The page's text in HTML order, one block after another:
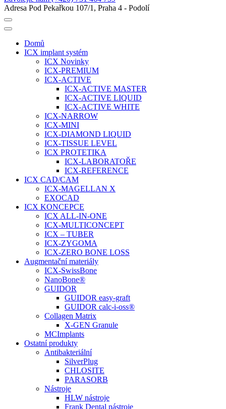
Adresa Pod Pekařkou 107/1, Praha 4 - Podolí
Domů
ICX implant systém
ICX Novinky
ICX-PREMIUM
ICX-ACTIVE
ICX-ACTIVE MASTER
ICX-ACTIVE LIQUID
ICX-ACTIVE WHITE
ICX-NARROW
ICX-MINI
ICX-DIAMOND LIQUID
ICX-TISSUE LEVEL
ICX PROTETIKA
ICX-LABORATOŘE
ICX-REFERENCE
ICX CAD/CAM
ICX-MAGELLAN X
EXOCAD
ICX KONCEPCE
ICX ALL-IN-ONE
ICX-MULTICONCEPT
ICX – TUBER
ICX-ZYGOMA
ICX-ZERO BONE LOSS
Augmentační materiály
ICX-SwissBone
NanoBone®
GUIDOR
GUIDOR easy-graft
GUIDOR calc-i-oss®
Collagen Matrix
X-GEN Granule
MCImplants
Ostatní produkty
Antibakteriální
SilverPlug
CHLOSITE
PARASORB
Nástroje
HLW nástroje
Frank Dental nástroje